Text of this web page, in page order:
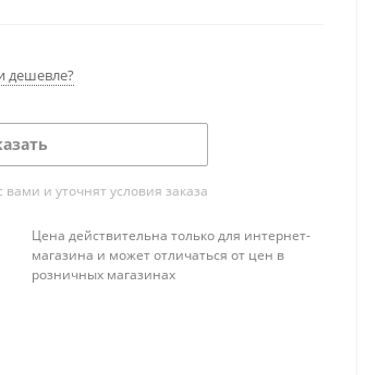
дешевле?
и уточнят условия заказа
Цена действительна только для интернет-
магазина и может отличаться от цен в
розничных магазинах